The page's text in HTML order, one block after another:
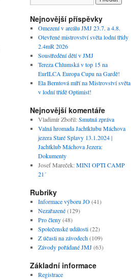
Nejnovější příspěvky
Omezení v areálu JMJ 23.7. a 4.8.
Otevřené mistrovství světa lodní třídy
2.4mR 2026
Soustředění dětí v JMJ
Tereza Chlumská v top 15 na
EurILCA Europa Cupu na Gardě!
Ela Berntová míří na Mistrovství světa
v lodní třídě Optimist!
Nejnovější komentáře
Vladimír Zbořil:Smutná zpráva
Valná hromada Jachtklubu Máchova
jezera Staré Splavy 13.1.2024 |
Jachtklub Máchova Jezera:
Dokumenty
Josef Mareček:MINI OPTI CAMP
21´
Rubriky
Informace výboru JO(41)
Nezařazené(129)
Pro členy(48)
Společenské události(22)
Z účasti na závodech(109)
Závody pořádané JMJ(63)
Základní informace
Registrace